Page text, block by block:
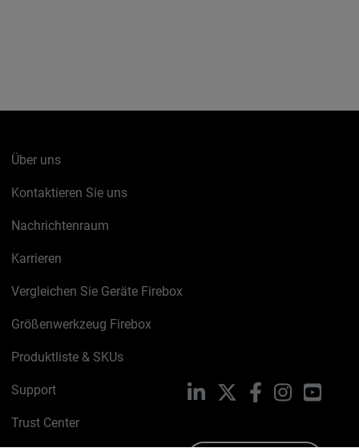
Über uns
Kontaktieren Sie uns
Nachrichtenraum
Karrieren
Vergleichen Sie Geräte Firebox
Größenwerkzeug Firebox
Produktliste & SKUs
Support
Trust Center
LinkedIn FacebookInstagram